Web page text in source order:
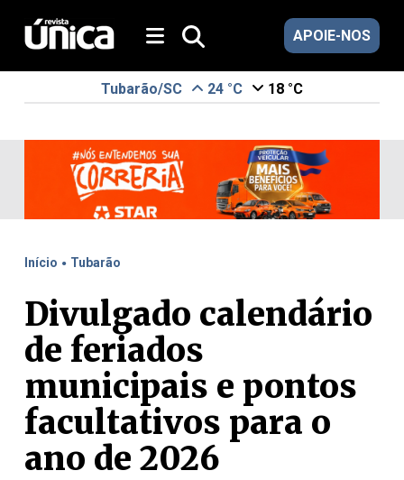
APOIE-NOS
Tubarão/SC 24 °C 18 °C
Início . Tubarão
Divulgado calendário
de feriados
municipais e pontos
facultativos para o
ano de 2026